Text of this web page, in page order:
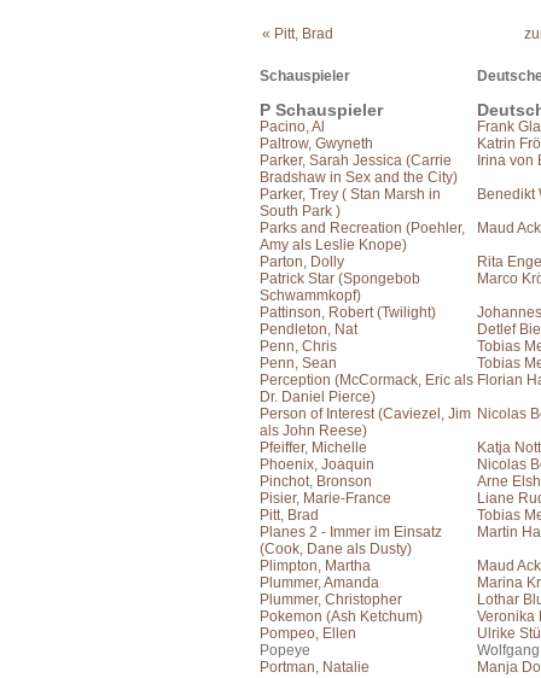
« Pitt, Brad
Schauspieler
P Schauspieler
Pacino, Al
Frank
Paltrow, Gwyneth
Katrin
Parker, Sarah Jessica (Carrie
Bradshaw in Sex and the City)
Irina von
Parker, Trey ( Stan Marsh in
South Park )
Benedikt
Parks and Recreation (Poehler,
Amy als Leslie Knope)
Maud
Parton, Dolly
Rita
Patrick Star (Spongebob
Schwammkopf)
Marco
Pattinson, Robert (Twilight)
Pendleton, Nat
Detlef
Penn, Chris
Tobias
Penn, Sean
Tobias
Perception (McCormack, Eric als
Dr. Daniel Pierce)
Florian
Person of Interest (Caviezel, Jim
als John Reese)
Nicolas
Pfeiffer, Michelle
Katja
Phoenix, Joaquin
Nicolas
Pinchot, Bronson
Arne
Pisier, Marie-France
Liane
Pitt, Brad
Tobias
Planes 2 - Immer im Einsatz
(Cook, Dane als Dusty)
Martin
Plimpton, Martha
Maud
Plummer, Amanda
Marina
Plummer, Christopher
Lothar
Pokemon (Ash Ketchum)
Veronika
Pompeo, Ellen
Ulrike
Popeye
Portman, Natalie
Manja